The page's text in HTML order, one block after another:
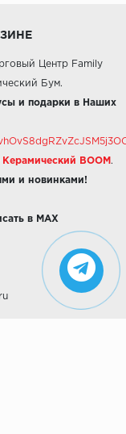
Центр Family
Бум.
и подарки в Наших
Керамический BOOM .
и новинками!
в MAX